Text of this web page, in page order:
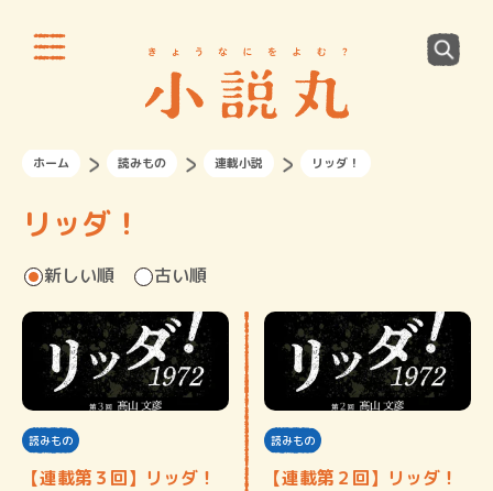
ホーム 読みもの 連載小説 リッダ！
リッダ！
新しい順 古い順
読みもの
【連載第３回】リッダ！
読みもの
【連載第２回】リッダ！